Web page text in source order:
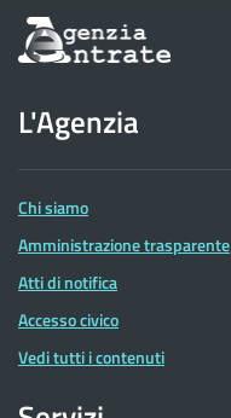
Informazioni
sul
dell'Agenzia
delle
Entrate
L'Agenzia
Chi siamo
Amministrazione trasparente
Atti di notifica
Accesso civico
Vedi tutti i contenuti